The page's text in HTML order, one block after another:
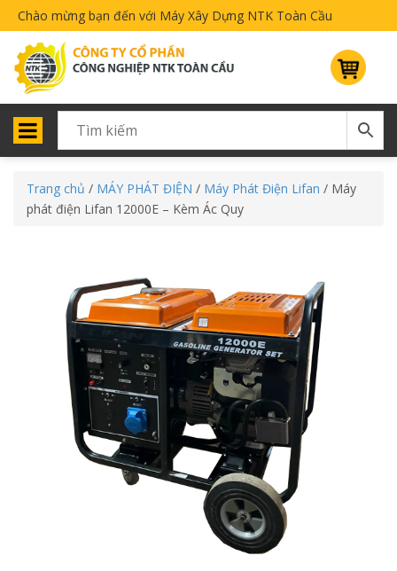
Chào mừng bạn đến với Máy Xây Dựng NTK Toàn Cầu
Trang chủ / MÁY PHÁT ĐIỆN / Máy Phát Điện Lifan / Máy
phát điện Lifan 12000E – Kèm Ác Quy